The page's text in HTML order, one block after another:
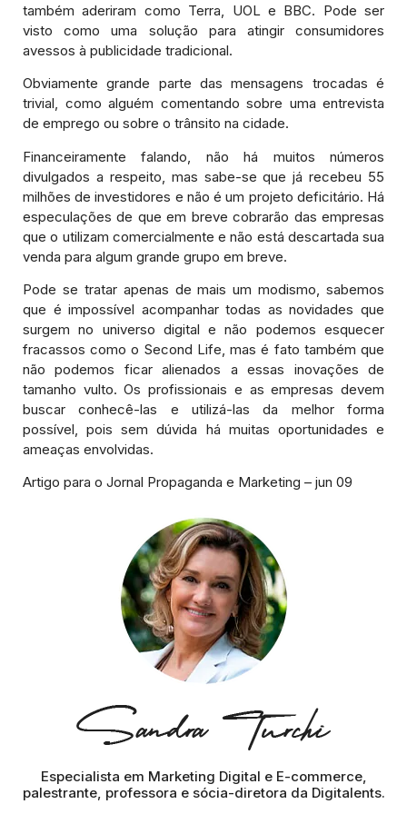
também aderiram como Terra, UOL e BBC. Pode ser
visto como uma solução para atingir consumidores
avessos à publicidade tradicional.
Obviamente grande parte das mensagens trocadas é
trivial, como alguém comentando sobre uma entrevista
de emprego ou sobre o trânsito na cidade.
Financeiramente falando, não há muitos números
divulgados a respeito, mas sabe-se que já recebeu 55
milhões de investidores e não é um projeto deficitário. Há
especulações de que em breve cobrarão das empresas
que o utilizam comercialmente e não está descartada sua
venda para algum grande grupo em breve.
Pode se tratar apenas de mais um modismo, sabemos
que é impossível acompanhar todas as novidades que
surgem no universo digital e não podemos esquecer
fracassos como o Second Life, mas é fato também que
não podemos ficar alienados a essas inovações de
tamanho vulto. Os profissionais e as empresas devem
buscar conhecê-las e utilizá-las da melhor forma
possível, pois sem dúvida há muitas oportunidades e
ameaças envolvidas.
Artigo para o Jornal Propaganda e Marketing – jun 09
Especialista em Marketing Digital e E-commerce,
palestrante, professora e sócia-diretora da Digitalents.